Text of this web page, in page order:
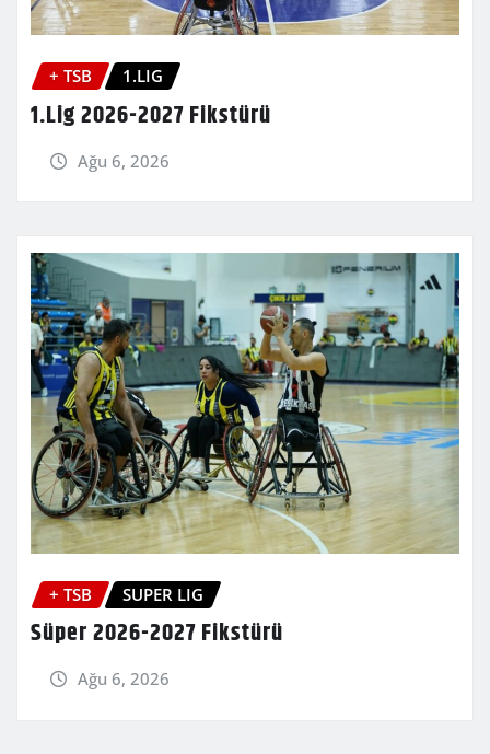
+ TSB 1.LIG
1.Lig 2026-2027 Fikstürü
Ağu 6, 2026
+ TSB SUPER LIG
Süper 2026-2027 Fikstürü
Ağu 6, 2026